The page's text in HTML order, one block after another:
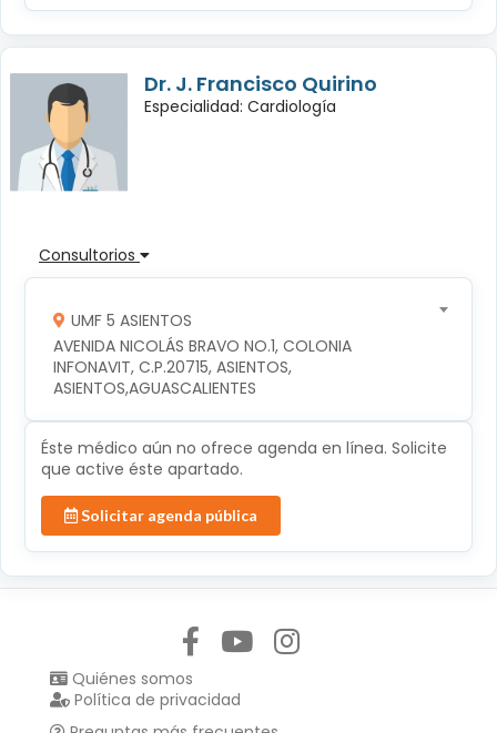
Dr. J. Francisco Quirino
Especialidad: Cardiología
Consultorios
UMF 5 ASIENTOS
AVENIDA NICOLÁS BRAVO NO.1, COLONIA
INFONAVIT, C.P.20715, ASIENTOS,
ASIENTOS,AGUASCALIENTES
Éste médico aún no ofrece agenda en línea. Solicite
que active éste apartado.
Solicitar agenda pública
Quiénes somos
Política de privacidad